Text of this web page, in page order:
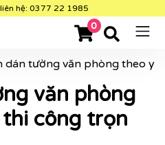
hệ: 0377 22 1985
0
dán tường văn phòng theo
văn phòng
công trọn